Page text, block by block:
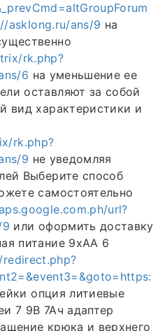
asklong.ru/ans/9 на
rk.php?
6 на уменьшение ее
оставляют за собой
вид характеристики и
rk.php?
9 не уведомляя
Выберите способ
самостоятельно
url?
или оформить доставку
питание 9хАА 6
опция литиевые
7 9В 7Ач адаптер
крюка и верхнего